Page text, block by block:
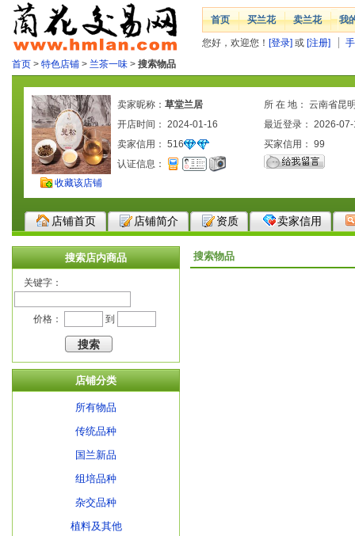
首页 买兰花 卖兰花 我
您好，欢迎您！ [登录] 或 [注册]
首页 > 特色店铺 > 兰茶一味 > 搜索物品
收藏该店铺
卖家昵称： 草堂兰居
所 在 地： 云南省昆
开店时间： 2024-01-16
最近登录： 2026-
卖家信用： 516 买家信用： 99
认证信息：
店铺首页 店铺简介 资质 卖家信用
搜索店内商品
关键字：
价格： 到
店铺分类
所有物品
传统品种
国兰新品
组培品种
杂交品种
植料及其他
搜索物品